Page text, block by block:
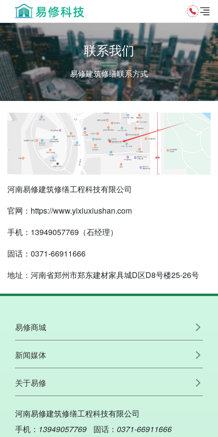
联系我们
易修建筑修缮联系方式
河南易修建筑修缮工程科技有限公司
官网：https://www.yixiuxiushan.com
手机：13949057769（石经理）
固话：0371-66911666
地址：河南省郑州市郑东建材家具城D区D8号楼25-26号
易修商城
新闻媒体
关于易修
河南易修建筑修缮工程科技有限公司
手机： 13949057769 固话： 0371-66911666